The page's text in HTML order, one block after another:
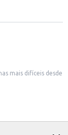
mais difíceis desde